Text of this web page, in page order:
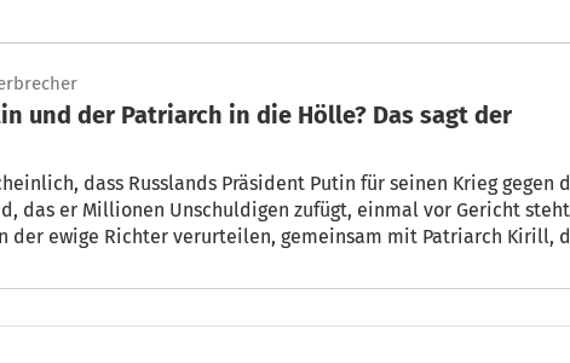
und erklärt, was es mit dem Satan auf sich hat.
dass Russlands Präsident Putin für seinen Krieg gegen
das er Millionen Unschuldigen zufügt, einmal vor Gericht
der ewige Richter verurteilen, gemeinsam mit Patriarch Kirill,
was die Kirche über Himmel, Hölle und Jüngstes Gericht